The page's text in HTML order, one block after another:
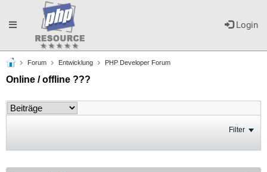
Login
Toggle
navigation
Forum Entwicklung PHP Developer Forum
Online / offline ???
Filter